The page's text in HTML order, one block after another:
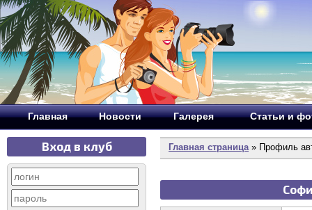
Главная Новости Галерея Статьи и
Вход в клуб Главная страница» Профиль